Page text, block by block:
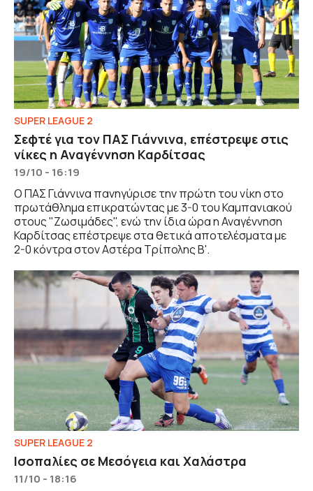
SUPER LEAGUE 2
Σεφτέ για τον ΠΑΣ Γιάννινα, επέστρεψε στις
νίκες η Αναγέννηση Καρδίτσας
19/10 - 16:19
Ο ΠΑΣ Γιάννινα πανηγύρισε την πρώτη του νίκη στο
πρωτάθλημα επικρατώντας με 3-0 του Καμπανιακού
στους "Ζωσιμάδες", ενώ την ίδια ώρα η Αναγέννηση
Καρδίτσας επέστρεψε στα θετικά αποτελέσματα με
2-0 κόντρα στον Αστέρα Τρίπολης Β'.
SUPER LEAGUE 2
Ισοπαλίες σε Μεσόγεια και Χαλάστρα
11/10 - 18:16